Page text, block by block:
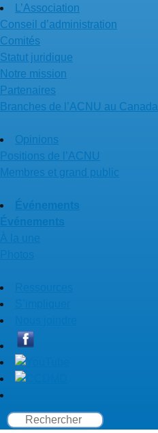
L’Association
Conseil d’administration
Comités
Statut juridique
Notre mission
Partenaires
Branches de l’ACNU au Canada
Opinions
Positions de l’ACNU
Membres et grand public
Événements
Événements